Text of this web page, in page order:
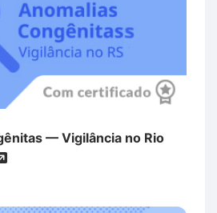
— Vigilância no Rio